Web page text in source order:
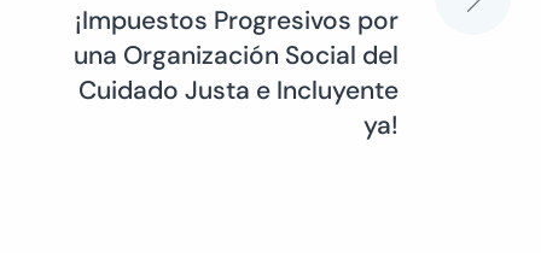
¡Impuestos Progresivos por
una Organización Social del
Cuidado Justa e Incluyente
ya!